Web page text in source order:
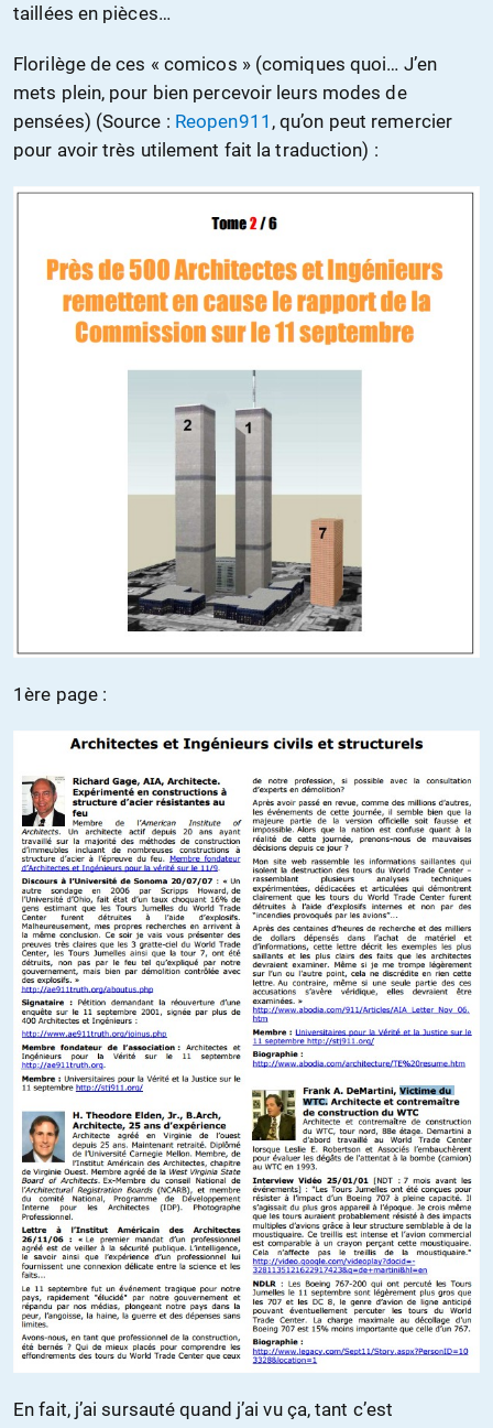
taillées en pièces…
Florilège de ces « comicos » (comiques quoi… J’en
mets plein, pour bien percevoir leurs modes de
pensées) (Source : Reopen911 , qu’on peut remercier
pour avoir très utilement fait la traduction) :
1ère page :
En fait, j’ai sursauté quand j’ai vu ça, tant c’est